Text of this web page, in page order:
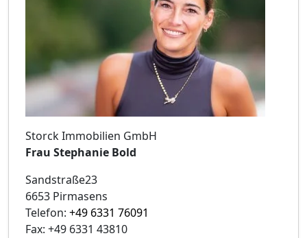
Storck Immobilien GmbH
Frau Stephanie Bold
Sandstraße23
6653 Pirmasens
Telefon: +49 6331 76091
Fax: +49 6331 43810